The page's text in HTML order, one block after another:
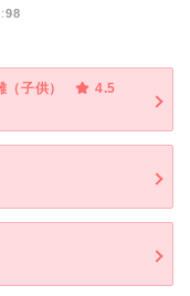
98
子供）
4.5